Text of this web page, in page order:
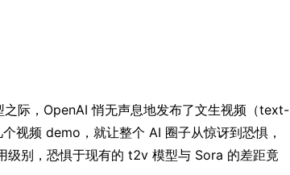
际，OpenAI 悄无声息地发布了文生视频（text-
视频 demo，就让整个 AI 圈子从惊讶到恐惧，
级别，恐惧于现有的 t2v 模型与 Sora 的差距竟